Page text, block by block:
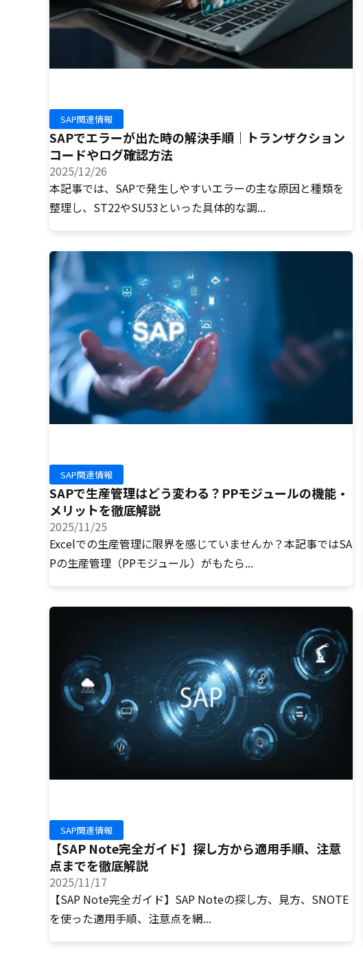
SAP関連情報
SAPでエラーが出た時の解決手順｜トランザクション
コードやログ確認方法
2025/12/26
本記事では、SAPで発生しやすいエラーの主な原因と種類を
整理し、ST22やSU53といった具体的な調...
SAP関連情報
SAPで生産管理はどう変わる？PPモジュールの機能・
メリットを徹底解説
2025/11/25
Excelでの生産管理に限界を感じていませんか？本記事ではSA
Pの生産管理（PPモジュール）がもたら...
SAP関連情報
【SAP Note完全ガイド】探し方から適用手順、注意
点までを徹底解説
2025/11/17
【SAP Note完全ガイド】SAP Noteの探し方、見方、SNOTE
を使った適用手順、注意点を網...